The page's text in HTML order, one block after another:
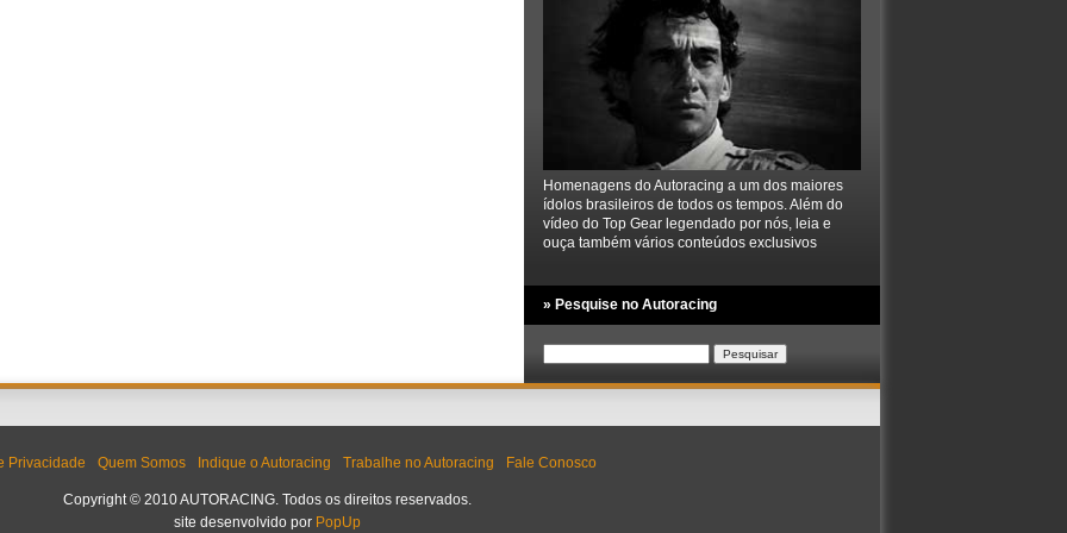
Homenagens do Autoracing a um dos maiores
ídolos brasileiros de todos os tempos. Além do
vídeo do Top Gear legendado por nós, leia e
ouça também vários conteúdos exclusivos
» Pesquise no Autoracing
por:
Privacidade Quem Somos Indique o Autoracing Trabalhe no Autoracing Fale Conosco
Copyright © 2010 AUTORACING. Todos os direitos reservados.
site desenvolvido por PopUp